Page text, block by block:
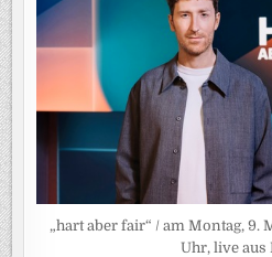
„hart aber fair“ / am Montag, 9.
Uhr, live aus